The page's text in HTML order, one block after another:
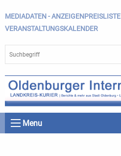
MEDIADATEN - ANZEIGENPREISLISTE
VERANSTALTUNGSKALENDER
Menu